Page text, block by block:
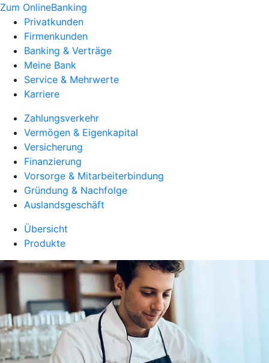
Zum OnlineBanking
Privatkunden
Firmenkunden
Banking & Verträge
Meine Bank
Service & Mehrwerte
Karriere
Zahlungsverkehr
Vermögen & Eigenkapital
Versicherung
Finanzierung
Vorsorge & Mitarbeiterbindung
Gründung & Nachfolge
Auslandsgeschäft
Übersicht
Produkte